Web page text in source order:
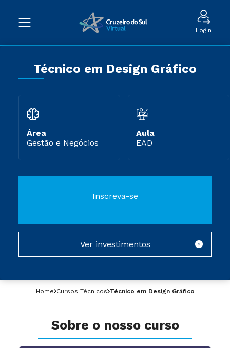
Login
Home Cursos Técnicos Técnico em Design Gráfico
Sobre o nosso curso
Técnico em Design Gráfico
Área
Gestão e Negócios
Aula
EAD
Inscreva-se
Ver investimentos ?